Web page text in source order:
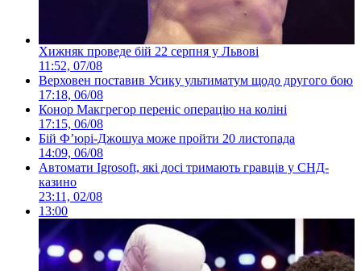
Хижняк проведе бій 22 серпня у Львові
11:52, 07/08
Верховен поставив Усику ультиматум щодо другого бою
17:18, 06/08
Конор Макгрегор переніс операцію на коліні
17:15, 06/08
Бій Ф’юрі-Джошуа може пройти 20 листопада
14:09, 06/08
Автомати Igrosoft, які досі тримають гравців у СНД-
казино
23:11, 02/08
13:00